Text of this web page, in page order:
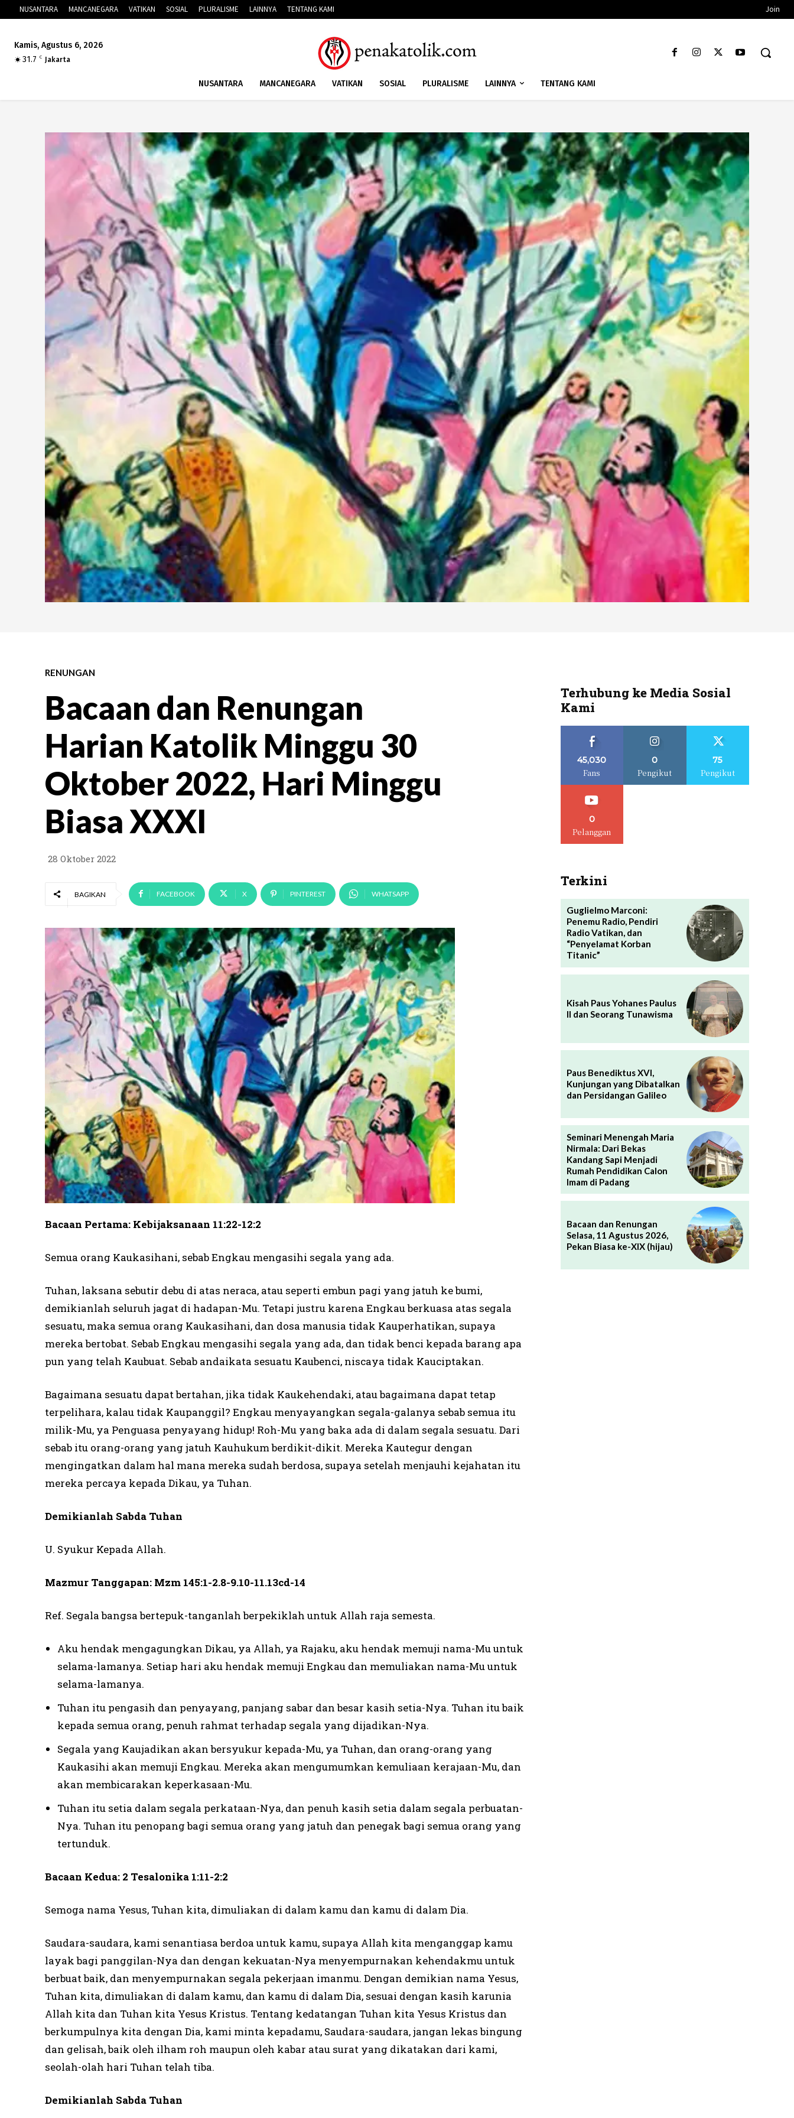
NUSANTARA MANCANEGARA VATIKAN SOSIAL PLURALISME LAINNYA TENTANG KAMI Join
Kamis, Agustus 6, 2026
31.7
C Jakarta
NUSANTARA MANCANEGARA VATIKAN SOSIAL PLURALISME LAINNYA TENTANG KAMI
RENUNGAN
Bacaan dan Renungan
Harian Katolik Minggu 30
Oktober 2022, Hari Minggu
Biasa XXXI
28 Oktober 2022
BAGIKAN FACEBOOK X PINTEREST WHATSAPP
Bacaan Pertama: Kebijaksanaan 11:22-12:2
Semua orang Kaukasihani, sebab Engkau mengasihi segala yang ada.
Tuhan, laksana sebutir debu di atas neraca, atau seperti embun pagi yang jatuh ke bumi,
demikianlah seluruh jagat di hadapan-Mu. Tetapi justru karena Engkau berkuasa atas segala
sesuatu, maka semua orang Kaukasihani, dan dosa manusia tidak Kauperhatikan, supaya
mereka bertobat. Sebab Engkau mengasihi segala yang ada, dan tidak benci kepada barang apa
pun yang telah Kaubuat. Sebab andaikata sesuatu Kaubenci, niscaya tidak Kauciptakan.
Bagaimana sesuatu dapat bertahan, jika tidak Kaukehendaki, atau bagaimana dapat tetap
terpelihara, kalau tidak Kaupanggil? Engkau menyayangkan segala-galanya sebab semua itu
milik-Mu, ya Penguasa penyayang hidup! Roh-Mu yang baka ada di dalam segala sesuatu. Dari
sebab itu orang-orang yang jatuh Kauhukum berdikit-dikit. Mereka Kautegur dengan
mengingatkan dalam hal mana mereka sudah berdosa, supaya setelah menjauhi kejahatan itu
mereka percaya kepada Dikau, ya Tuhan.
Demikianlah Sabda Tuhan
U. Syukur Kepada Allah.
Mazmur Tanggapan: Mzm 145:1-2.8-9.10-11.13cd-14
Ref. Segala bangsa bertepuk-tanganlah berpekiklah untuk Allah raja semesta.
Aku hendak mengagungkan Dikau, ya Allah, ya Rajaku, aku hendak memuji nama-Mu untuk
selama-lamanya. Setiap hari aku hendak memuji Engkau dan memuliakan nama-Mu untuk
selama-lamanya.
Tuhan itu pengasih dan penyayang, panjang sabar dan besar kasih setia-Nya. Tuhan itu baik
kepada semua orang, penuh rahmat terhadap segala yang dijadikan-Nya.
Segala yang Kaujadikan akan bersyukur kepada-Mu, ya Tuhan, dan orang-orang yang
Kaukasihi akan memuji Engkau. Mereka akan mengumumkan kemuliaan kerajaan-Mu, dan
akan membicarakan keperkasaan-Mu.
Tuhan itu setia dalam segala perkataan-Nya, dan penuh kasih setia dalam segala perbuatan-
Nya. Tuhan itu penopang bagi semua orang yang jatuh dan penegak bagi semua orang yang
tertunduk.
Bacaan Kedua: 2 Tesalonika 1:11-2:2
Semoga nama Yesus, Tuhan kita, dimuliakan di dalam kamu dan kamu di dalam Dia.
Saudara-saudara, kami senantiasa berdoa untuk kamu, supaya Allah kita menganggap kamu
layak bagi panggilan-Nya dan dengan kekuatan-Nya menyempurnakan kehendakmu untuk
berbuat baik, dan menyempurnakan segala pekerjaan imanmu. Dengan demikian nama Yesus,
Tuhan kita, dimuliakan di dalam kamu, dan kamu di dalam Dia, sesuai dengan kasih karunia
Allah kita dan Tuhan kita Yesus Kristus. Tentang kedatangan Tuhan kita Yesus Kristus dan
berkumpulnya kita dengan Dia, kami minta kepadamu, Saudara-saudara, jangan lekas bingung
dan gelisah, baik oleh ilham roh maupun oleh kabar atau surat yang dikatakan dari kami,
seolah-olah hari Tuhan telah tiba.
Demikianlah Sabda Tuhan
Terhubung ke Media Sosial
Kami
45,030
Fans
0
Pengikut
75
Pengikut
0
Pelanggan
Terkini
Guglielmo Marconi:
Penemu Radio, Pendiri
Radio Vatikan, dan
“Penyelamat Korban
Titanic”
Kisah Paus Yohanes Paulus
II dan Seorang Tunawisma
Paus Benediktus XVI,
Kunjungan yang Dibatalkan
dan Persidangan Galileo
Seminari Menengah Maria
Nirmala: Dari Bekas
Kandang Sapi Menjadi
Rumah Pendidikan Calon
Imam di Padang
Bacaan dan Renungan
Selasa, 11 Agustus 2026,
Pekan Biasa ke-XIX (hijau)